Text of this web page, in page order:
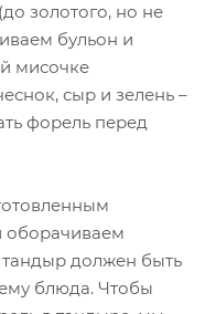
золотого, но не
бульон и
мисочке
сыр и зелень –
форель перед
оборачиваем
должен быть
блюда. Чтобы